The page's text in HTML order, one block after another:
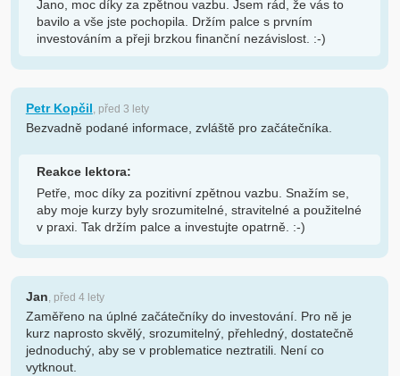
Jano, moc díky za zpětnou vazbu. Jsem rád, že vás to
bavilo a vše jste pochopila. Držím palce s prvním
investováním a přeji brzkou finanční nezávislost. :-)
Petr Kopčil, před 3 lety
Bezvadně podané informace, zvláště pro začátečníka.
Reakce lektora:
Petře, moc díky za pozitivní zpětnou vazbu. Snažím se,
aby moje kurzy byly srozumitelné, stravitelné a použitelné
v praxi. Tak držím palce a investujte opatrně. :-)
Jan, před 4 lety
Zaměřeno na úplné začátečníky do investování. Pro ně je
kurz naprosto skvělý, srozumitelný, přehledný, dostatečně
jednoduchý, aby se v problematice neztratili. Není co
vytknout.